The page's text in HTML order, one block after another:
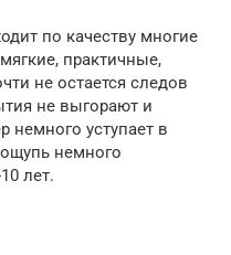
по качеству многие
практичные,
не остается следов
не выгорают и
немного уступает в
немного
лет.